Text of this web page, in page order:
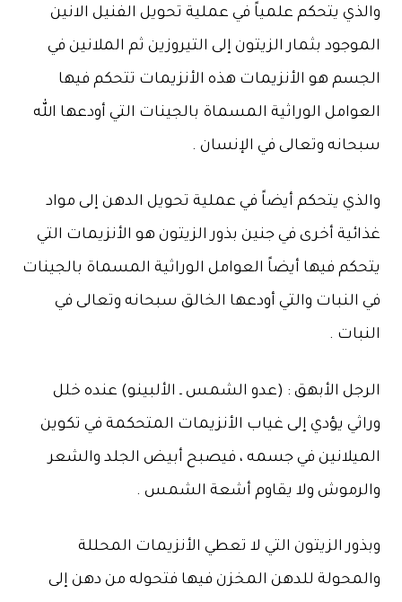
والذي يتحكم علمياً في عملية تحويل الفنيل الانين
الموجود بثمار الزيتون إلى التيروزين ثم الملانين في
الجسم هو الأنزيمات هذه الأنزيمات تتحكم فيها
العوامل الوراثية المسماة بالجينات التي أودعها الله
سبحانه وتعالى في الإنسان .
والذي يتحكم أيضاً في عملية تحويل الدهن إلى مواد
غذائية أخرى في جنين بذور الزيتون هو الأنزيمات التي
يتحكم فيها أيضاً العوامل الوراثية المسماة بالجينات
في النبات والتي أودعها الخالق سبحانه وتعالى في
النبات .
الرجل الأبهق : (عدو الشمس ـ الألبينو) عنده خلل
وراثي يؤدي إلى غياب الأنزيمات المتحكمة في تكوين
الميلانين في جسمه ، فيصبح أبيض الجلد والشعر
والرموش ولا يقاوم أشعة الشمس .
وبذور الزيتون التي لا تعطي الأنزيمات المحللة
والمحولة للدهن المخزن فيها فتحوله من دهن إلى